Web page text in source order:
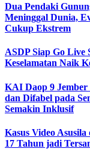
Dua Pendaki
Meninggal Dunia,
Cukup Ekstrem
ASDP Siap Go Live
Keselamatan Naik
KAI Daop 9 Jember
dan Difabel pada
Semakin Inklusif
Kasus Video
17 Tahun jadi